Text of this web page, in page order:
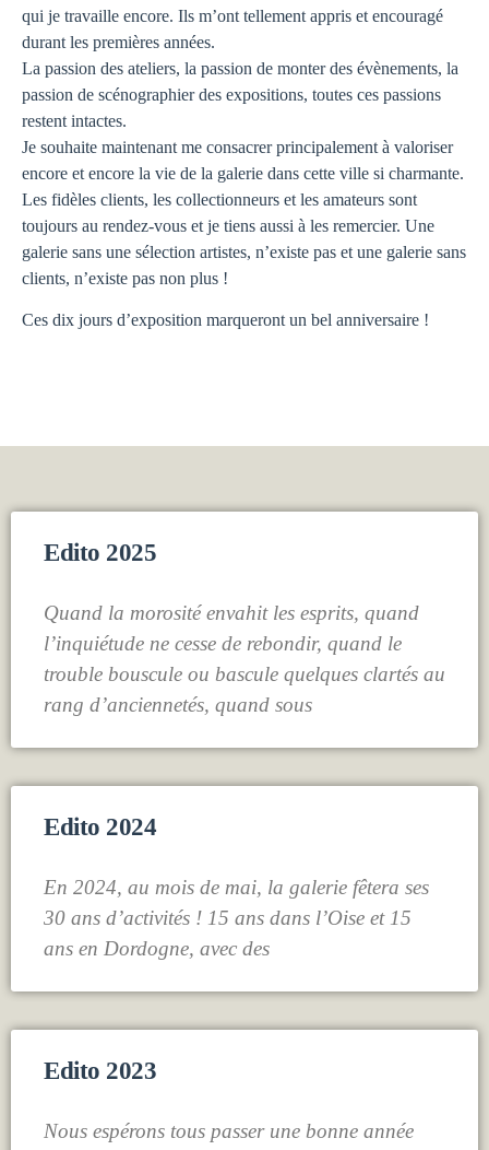
qui je travaille encore. Ils m’ont tellement appris et encouragé
durant les premières années.
La passion des ateliers, la passion de monter des évènements, la
passion de scénographier des expositions, toutes ces passions
restent intactes.
Je souhaite maintenant me consacrer principalement à valoriser
encore et encore la vie de la galerie dans cette ville si charmante.
Les fidèles clients, les collectionneurs et les amateurs sont
toujours au rendez-vous et je tiens aussi à les remercier. Une
galerie sans une sélection artistes, n’existe pas et une galerie sans
clients, n’existe pas non plus !
Ces dix jours d’exposition marqueront un bel anniversaire !
Edito 2025
Quand la morosité envahit les esprits, quand
l’inquiétude ne cesse de rebondir, quand le
trouble bouscule ou bascule quelques clartés au
rang d’anciennetés, quand sous
Edito 2024
En 2024, au mois de mai, la galerie fêtera ses
30 ans d’activités ! 15 ans dans l’Oise et 15
ans en Dordogne, avec des
Edito 2023
Nous espérons tous passer une bonne année